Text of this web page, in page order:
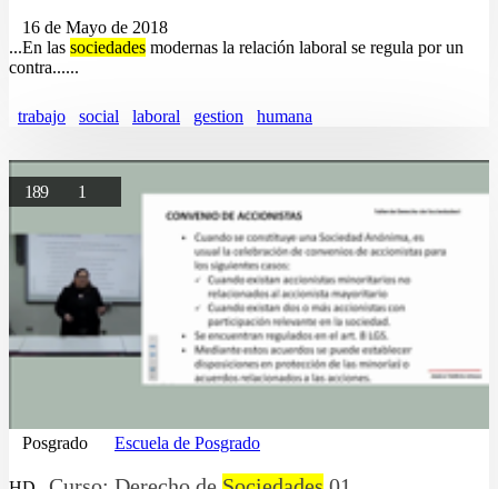
16 de Mayo de 2018
...En las sociedades modernas la relación laboral se regula por un
contra......
trabajo social laboral gestion humana
189 1
Posgrado Escuela de Posgrado